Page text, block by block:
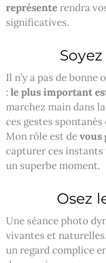
représenterendra
significatives.
Il n’y a pas de bonne
: le plus important
marchez main dans
ces gestes
Mon rôle est devous
capturer ces instants
un superbe moment.
Osez
Une séance photo
vivantes et
un regard complice